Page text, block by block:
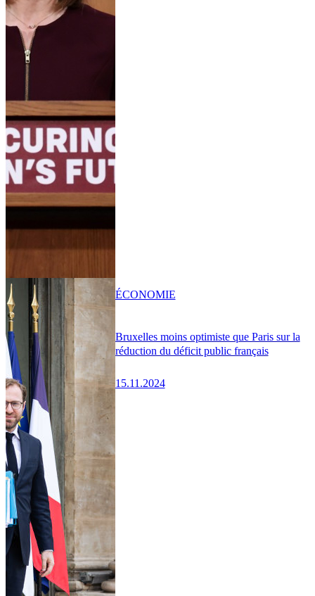
Bruxelles moins optimiste que Paris sur la
réduction du déficit public français
15.11.2024
ÉCONOMIE